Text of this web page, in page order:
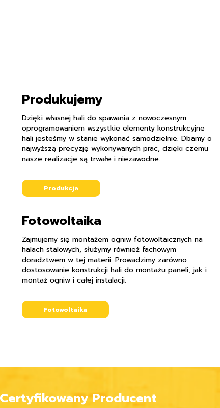
Produkujemy
Dzięki własnej hali do spawania z nowoczesnym
oprogramowaniem wszystkie elementy konstrukcyjne
hali jesteśmy w stanie wykonać samodzielnie. Dbamy o
najwyższą precyzję wykonywanych prac, dzięki czemu
nasze realizacje są trwałe i niezawodne.
Produkcja
Fotowoltaika
Zajmujemy się montażem ogniw fotowoltaicznych na
halach stalowych, służymy również fachowym
doradztwem w tej materii. Prowadzimy zarówno
dostosowanie konstrukcji hali do montażu paneli, jak i
montaż ogniw i całej instalacji.
Fotowoltaika
Certyfikowany Producent